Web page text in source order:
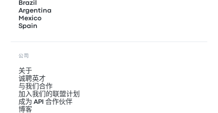
Brazil
Argentina
Mexico
Spain
公司
关于
诚聘英才
与我们合作
加入我们的联盟计划
成为 API 合作伙伴
博客